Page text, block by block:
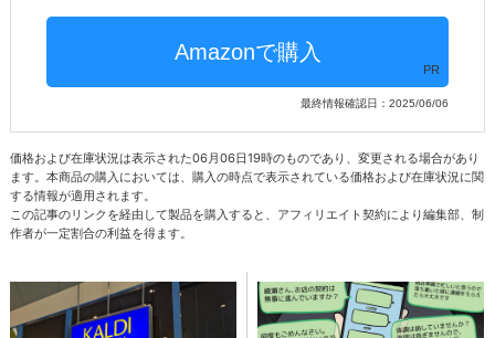
PR
最終情報確認日：2025/06/06
価格および在庫状況は表示された06月06日19時のものであり、変更される場合があり
ます。本商品の購入においては、購入の時点で表示されている価格および在庫状況に関
する情報が適用されます。
この記事のリンクを経由して製品を購入すると、アフィリエイト契約により編集部、制
作者が一定割合の利益を得ます。